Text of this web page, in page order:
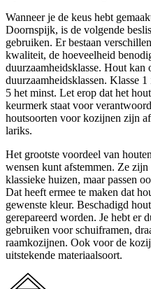
Wanneer je de keus hebt
Doornspijk, is de volgende
gebruiken. Er bestaan
kwaliteit, de hoeveelheid
duurzaamheidsklasse. Hout
duurzaamheidsklassen. Klasse
5 het minst. Let erop dat het
keurmerk staat voor
houtsoorten voor kozijnen zijn
lariks.
Het grootste voordeel van
wensen kunt afstemmen. Ze
klassieke huizen, maar passen
Dat heeft ermee te maken dat
gewenste kleur. Beschadigd
gerepareerd worden. Je hebt er
gebruiken voor schuiframen,
raamkozijnen. Ook voor de
uitstekende materiaalsoort.